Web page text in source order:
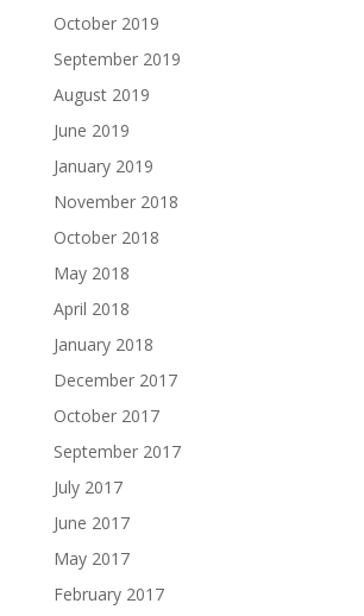
October 2019
September 2019
August 2019
June 2019
January 2019
November 2018
October 2018
May 2018
April 2018
January 2018
December 2017
October 2017
September 2017
July 2017
June 2017
May 2017
February 2017